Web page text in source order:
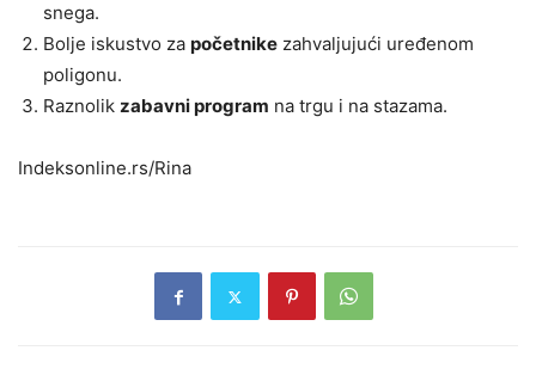
snega.
Bolje iskustvo za početnike zahvaljujući uređenom
poligonu.
Raznolik zabavni program na trgu i na stazama.
Indeksonline.rs/Rina